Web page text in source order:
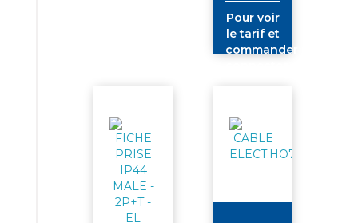
Pour voir
le tarif et
commander